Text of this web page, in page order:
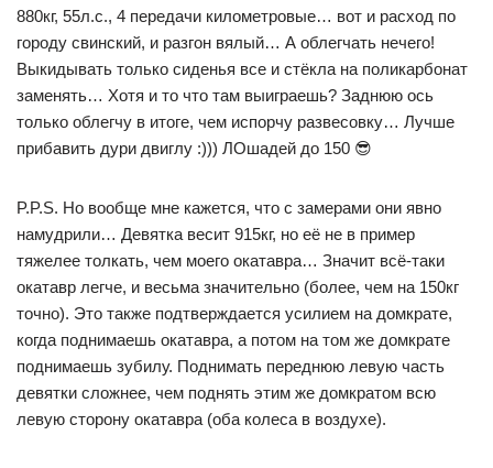
880кг, 55л.с., 4 передачи километровые… вот и расход по
городу свинский, и разгон вялый… А облегчать нечего!
Выкидывать только сиденья все и стёкла на поликарбонат
заменять… Хотя и то что там выиграешь? Заднюю ось
только облегчу в итоге, чем испорчу развесовку… Лучше
прибавить дури двиглу :))) ЛОшадей до 150 😎
P.P.S. Но вообще мне кажется, что с замерами они явно
намудрили… Девятка весит 915кг, но её не в пример
тяжелее толкать, чем моего окатавра… Значит всё-таки
окатавр легче, и весьма значительно (более, чем на 150кг
точно). Это также подтверждается усилием на домкрате,
когда поднимаешь окатавра, а потом на том же домкрате
поднимаешь зубилу. Поднимать переднюю левую часть
девятки сложнее, чем поднять этим же домкратом всю
левую сторону окатавра (оба колеса в воздухе).